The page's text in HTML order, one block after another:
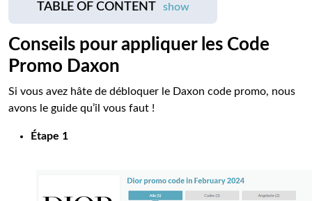
TABLE OF CONTENT show
Conseils pour appliquer les Code
Promo Daxon
Si vous avez hâte de débloquer le Daxon code promo, nous
avons le guide qu’il vous faut !
Étape 1